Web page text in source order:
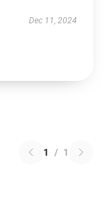
Dec 11, 2024
1 / 1